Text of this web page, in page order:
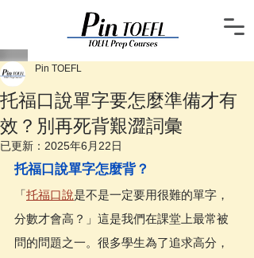
托福口說單字要怎麼準備才有
效？別再死背艱澀詞彙
Pin TOEFL
已更新： 2025年6月22日
托福口說單字怎麼背？
「托福口說是不是一定要用很難的單字，
分數才會高？」這是我們在課堂上最常被
問的問題之一。很多學生為了追求高分，